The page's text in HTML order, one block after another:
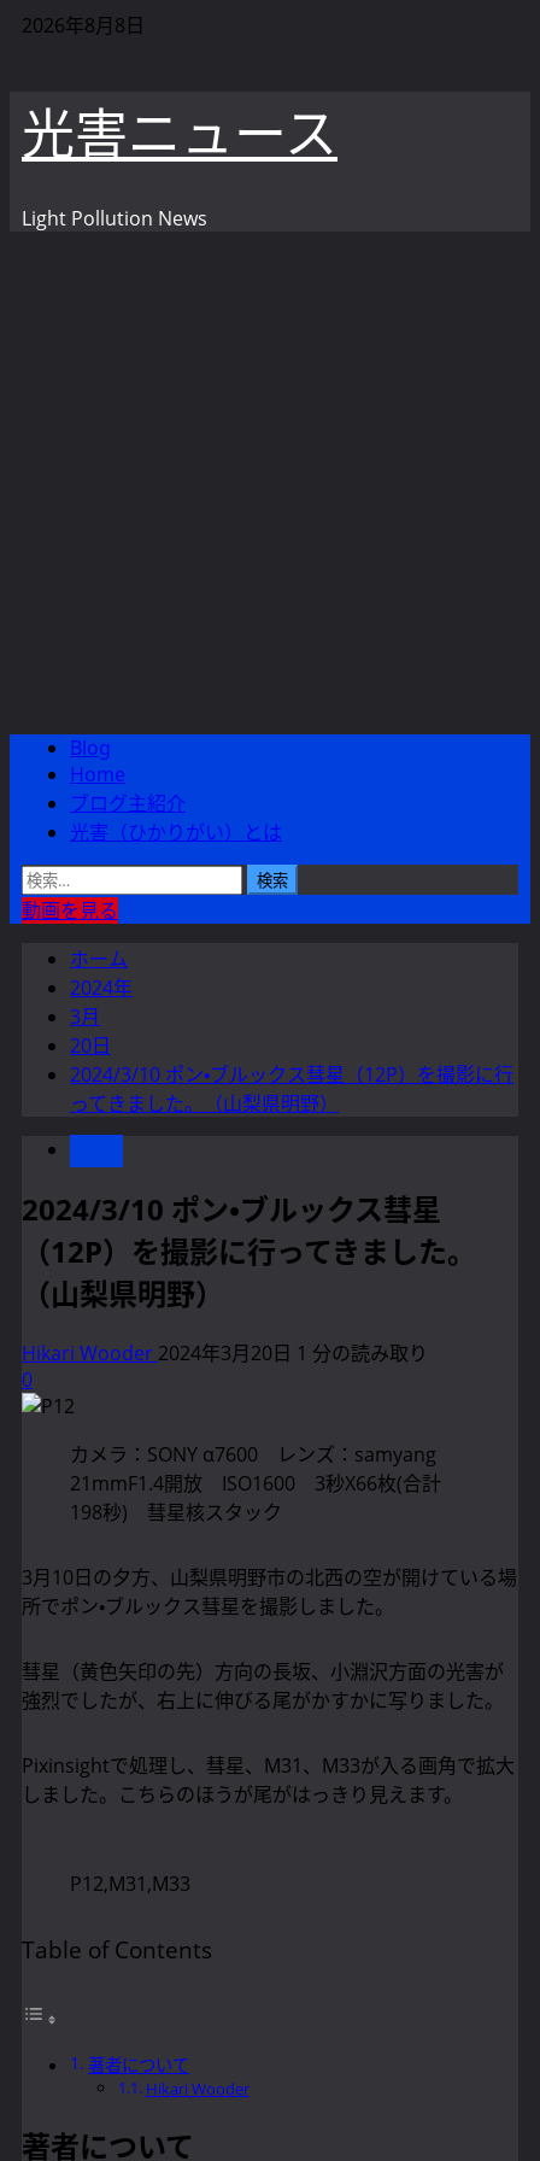
内
キ
ッ
2026年8月8日
光害ニュース
Light Pollution News
ニ
ュ
ー
Blog
Home
ブログ主紹介
光害（ひかりがい）とは
検
索:
動画を見る
ホーム
2024年
3月
20日
2024/3/10 ポン・ブルックス彗星（12P）を撮影に行
ってきました。（山梨県明野）
2024/3/10 ポン・ブルックス彗星
（12P）を撮影に行ってきました。
（山梨県明野）
Hikari Wooder 2024年3月20日 1 分の読み取り
0
カメラ：SONY α7600 レンズ：samyang
21mmF1.4開放 ISO1600 3秒X66枚(合計
198秒) 彗星核スタック
3月10日の夕方、山梨県明野市の北西の空が開けている場
所でポン・ブルックス彗星を撮影しました。
彗星（黄色矢印の先）方向の長坂、小淵沢方面の光害が
強烈でしたが、右上に伸びる尾がかすかに写りました。
Pixinsightで処理し、彗星、M31、M33が入る画角で拡大
しました。こちらのほうが尾がはっきり見えます。
P12,M31,M33
Table of Contents
著者について
Hikari Wooder
著者について